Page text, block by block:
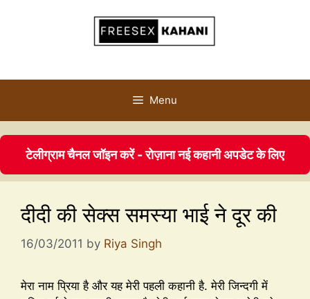
Menu
टेलीग्राम चैनल जॉइन करें - रोज़ाना नई कहानी अपडेट के लिए
दीदी की सेक्स समस्या भाई ने दूर की
16/03/2011 by Riya Singh
मेरा नाम प्रिया है और यह मेरी पहली कहानी है. मेरी जिन्दगी में